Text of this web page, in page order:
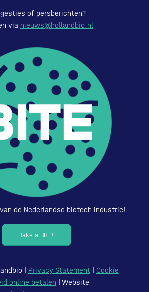
of persberichten?
via nieuws@hollandbio.nl
de Nederlandse biotech industrie!
Take a BITE!
| Privacy Statement| Cookie
online betalen | Website